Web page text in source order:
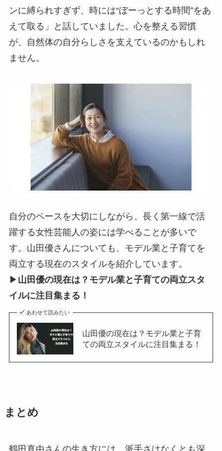
ンに縛られすぎず、時には“ぼーっとする時間”をあ
えて取る」と話していました。心を整える習慣
が、自然体の自分らしさを支えているのかもしれ
ません。
自分のペースを大切にしながら、長く第一線で活
躍する女性芸能人の姿には学べることが多いで
す。山田優さんについても、モデル業と子育てを
両立する現在のスタイルを紹介しています。
▶ 山田優の現在は？モデル業と子育ての両立スタ
イルに注目集まる！
あわせて読みたい
山田優の現在は？モデル業と子育
ての両立スタイルに注目集まる！
まとめ
鶴田真由さんの生き方には、派手さはなくとも深